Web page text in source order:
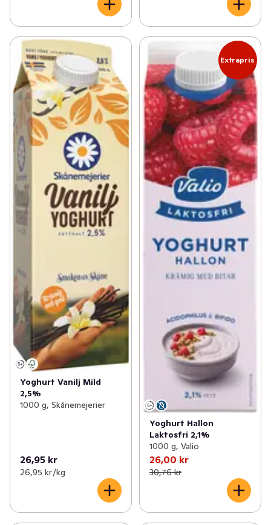
Yoghurt Vanilj Mild
2,5%
1000 g, Skånemejerier
26,95 kr
26,95 kr /kg
Extrapris
Yoghurt Hallon
Laktosfri 2,1%
1000 g, Valio
26,00 kr
30,76 kr